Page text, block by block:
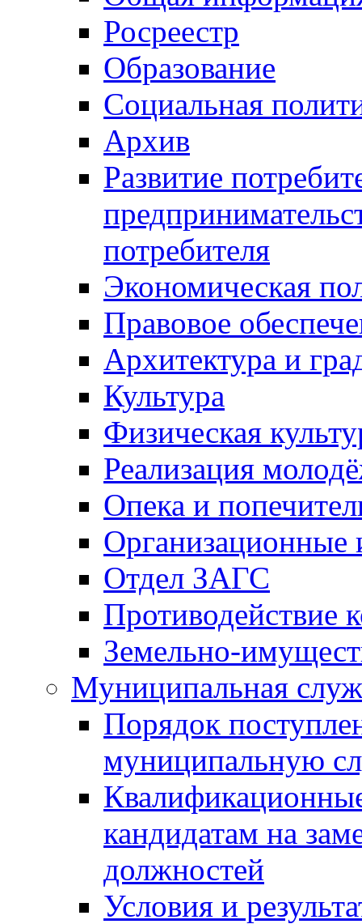
Росреестр
Образование
Социальная
Архив
Развитие
потребителя
Экономическая
Правовое
Архитектура и
Культура
Физическая
Реализация
Опека и
Отдел ЗАГС
Противодействие
Земельно-
Муниципальная
Порядок
муниципальную
кандидатам на
должностей
Условия и